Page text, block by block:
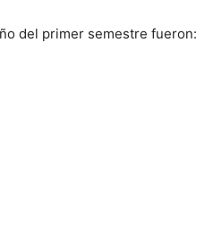
del primer semestre fueron: